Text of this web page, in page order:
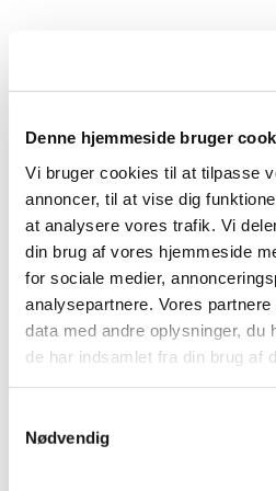
Denne hjemmeside bruger
Vi bruger cookies til at tilpasse
annoncer, til at vise dig
at analysere vores trafik. Vi
din brug af vores hjemmeside
for sociale medier,
analysepartnere. Vores
data med andre oplysninger, du
de har indsamlet fra din brug af
Nødvendig